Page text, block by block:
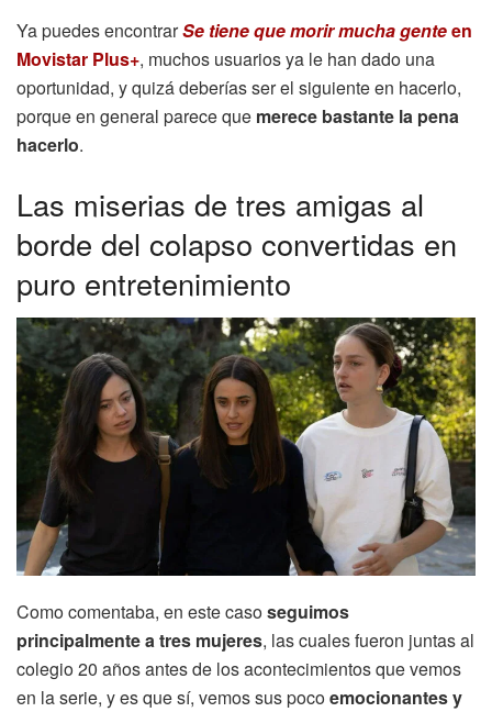
Ya puedes encontrarSe tiene que morir mucha genteen
Movistar Plus+, muchos usuarios ya le han dado una
oportunidad, y quizá deberías ser el siguiente en hacerlo,
porque en general parece que merece bastante la pena
hacerlo.
Las miserias de tres amigas al
borde del colapso convertidas en
puro entretenimiento
Como comentaba, en este casoseguimos
principalmente a tres mujeres, las cuales fueron juntas al
colegio 20 años antes de los acontecimientos que vemos
en la serie, y es que sí, vemos sus pocoemocionantes y